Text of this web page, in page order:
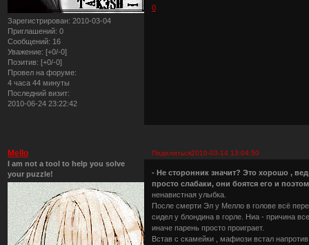
Зарегистрирован: 2010-03-04
Приглашений: 0
Сообщений: 16
Уважение: [+0/-0]
Позитив: [+0/-0]
Провел на форуме:
4 часа 44 минуты
Последний визит:
2010-06-24 23:22:42
0
Поделиться2010-03-14 13:04:50
Mello
I am not a tool to help you solve
your puzzle!
- Не сторонник значит? Это хорошо ,
просто слабаки, они боятся его и
ненавистная улыбка.
После смерти Эл у Мелло в голове всё
сидел у блондина в горле. Ниа - причина
иначе парень просто проиграет.
Встав с скамейки , мафиози встал